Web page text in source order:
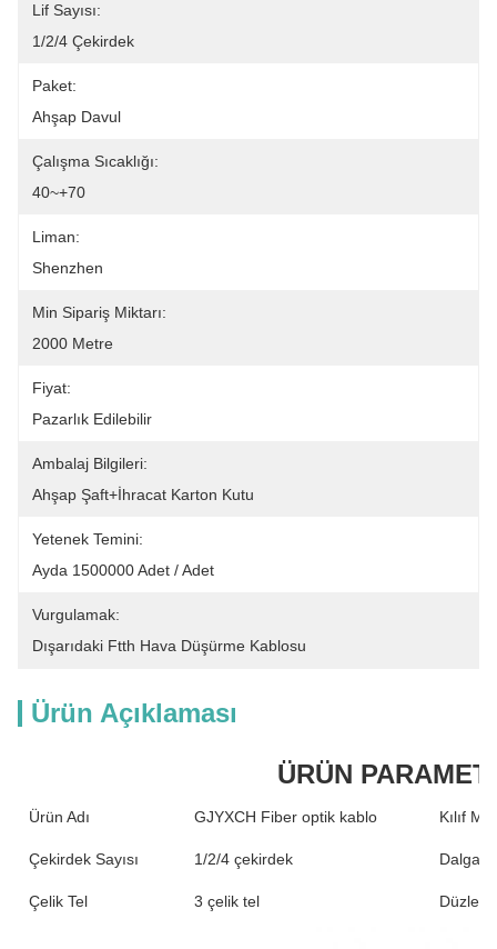
Lif Sayısı:
1/2/4 Çekirdek
Paket:
Ahşap Davul
Çalışma Sıcaklığı:
40~+70
Liman:
Shenzhen
Min Sipariş Miktarı:
2000 Metre
Fiyat:
Pazarlık Edilebilir
Ambalaj Bilgileri:
Ahşap Şaft+İhracat Karton Kutu
Yetenek Temini:
Ayda 1500000 Adet / Adet
Vurgulamak:
Dışarıdaki Ftth Hava Düşürme Kablosu
Ürün Açıklaması
ÜRÜN
Ürün Adı GJYXCH Fiber optik kablo Kılıf
Çekirdek Sayısı 1/2/4 çekirdek
Çelik Tel 3 çelik tel